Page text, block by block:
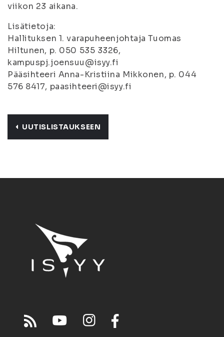
viikon 23 aikana.
Lisätietoja:
Hallituksen 1. varapuheenjohtaja Tuomas
Hiltunen, p. 050 535 3326,
kampuspj.joensuu@isyy.fi
Pääsihteeri Anna-Kristiina Mikkonen, p. 044
576 8417, paasihteeri@isyy.fi
UUTISLISTAUKSEEN